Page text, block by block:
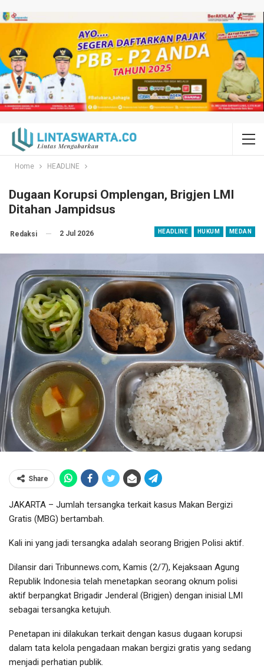
Home HEADLINE
Dugaan Korupsi Omplengan, Brigjen LMI
Ditahan Jampidsus
HEADLINE HUKUM MEDAN
Redaksi 2 Jul 2026
Share
JAKARTA – Jumlah tersangka terkait kasus Makan Bergizi
Gratis (MBG) bertambah.
Kali ini yang jadi tersangka adalah seorang Brigjen Polisi aktif.
Dilansir dari Tribunnews.com, Kamis (2/7), Kejaksaan Agung
Republik Indonesia telah menetapkan seorang oknum polisi
aktif berpangkat Brigadir Jenderal (Brigjen) dengan inisial LMI
sebagai tersangka ketujuh.
Penetapan ini dilakukan terkait dengan kasus dugaan korupsi
dalam tata kelola pengadaan makan bergizi gratis yang sedang
menjadi perhatian publik.